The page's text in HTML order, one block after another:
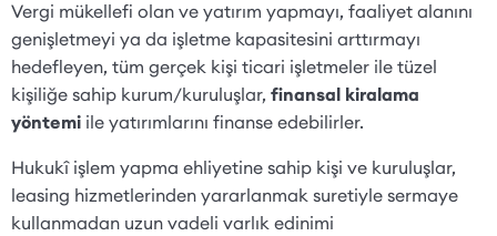
Vergi mükellefi olan ve yatırım yapmayı, faaliyet alanını
genişletmeyi ya da işletme kapasitesini arttırmayı
hedefleyen, tüm gerçek kişi ticari işletmeler ile tüzel
kişiliğe sahip kurum/kuruluşlar, finansal kiralama
yöntemi ile yatırımlarını finanse edebilirler.
Hukukî işlem yapma ehliyetine sahip kişi ve kuruluşlar,
leasing hizmetlerinden yararlanmak suretiyle sermaye
kullanmadan uzun vadeli varlık edinimi